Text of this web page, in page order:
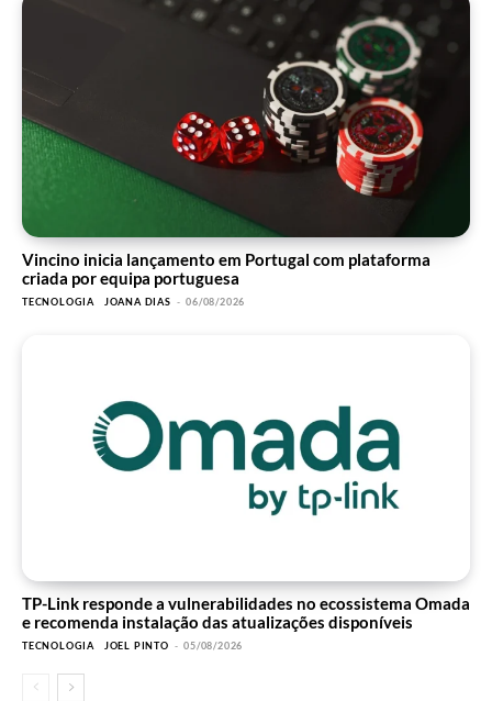
Vincino inicia lançamento em Portugal com plataforma
criada por equipa portuguesa
TECNOLOGIA JOANA DIAS - 06/08/2026
TP-Link responde a vulnerabilidades no ecossistema Omada
e recomenda instalação das atualizações disponíveis
TECNOLOGIA JOEL PINTO - 05/08/2026